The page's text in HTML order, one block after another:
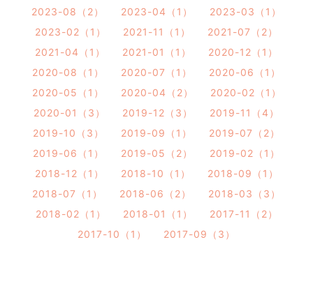
2023-08（2） 2023-04（1）
2023-03（1）
2023-02（1）
2021-11（1）
2021-07（2）
2021-04（1）
2021-01（1）
2020-12（1）
2020-08（1）
2020-07（1）
2020-06（1）
2020-05（1）
2020-04（2）
2020-02（1）
2020-01（3）
2019-12（3）
2019-11（4）
2019-10（3）
2019-09（1）
2019-07（2）
2019-06（1）
2019-05（2）
2019-02（1）
2018-12（1）
2018-10（1）
2018-09（1）
2018-07（1）
2018-06（2）
2018-03（3）
2018-02（1）
2018-01（1）
2017-11（2）
2017-10（1）
2017-09（3）